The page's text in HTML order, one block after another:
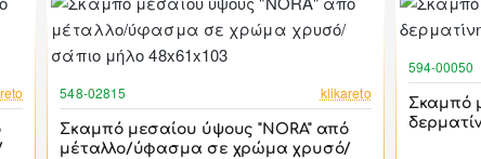
548-02815 klikareto
Σκαμπό μεσαίου ύψους "NORA" από
μέταλλο/ύφασμα σε χρώμα χρυσό/
594-00050
Σκαμπό